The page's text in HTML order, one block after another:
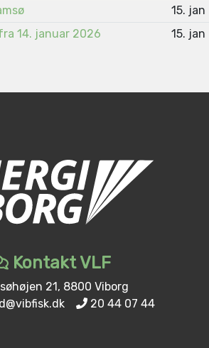
15. jan
14. januar 2026
15. jan
Kontakt VLF
21, 8800 Viborg
20 44 07 44